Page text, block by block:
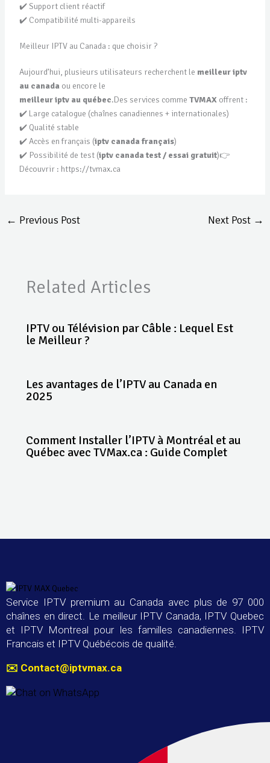
✔️ Support client réactif
✔️ Compatibilité multi-appareils
Meilleur IPTV au Canada : que choisir ?
Aujourd’hui, plusieurs utilisateurs recherchent le meilleur iptv
au canada ou encore le
meilleur iptv au québec.Des services comme TVMAXoffrent :
✔️ Large catalogue (chaînes canadiennes + internationales)
✔️ Qualité stable
✔️ Accès en français (iptv canada français)
✔️ Possibilité de test (iptv canada test / essai gratuit)👉
Découvrir : https://tvmax.ca
← Previous Post Next Post →
Related Articles
IPTV ou Télévision par Câble : Lequel Est
le Meilleur ?
Les avantages de l’IPTV au Canada en
2025
Comment Installer l’IPTV à Montréal et au
Québec avec TVMax.ca : Guide Complet
Service IPTV premium au Canada avec plus de 97 000
chaînes en direct. Le meilleur IPTV Canada, IPTV Quebec
et IPTV Montreal pour les familles canadiennes. IPTV
Francais et IPTV Québécois de qualité.
✉️ Contact@iptvmax.ca